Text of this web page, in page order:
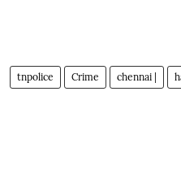
tnpolice Crime chennai |